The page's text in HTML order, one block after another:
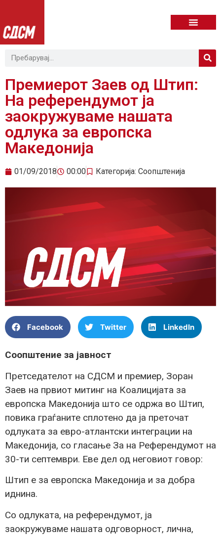
Премиерот Заев од Штип:
На референдумот ја
заокружуваме нашата
одлука за европска
Македонија
01/09/2018 00:00 Категорија: Соопштенија
Facebook Twitter LinkedIn
Соопштение за јавност
Претседателот на СДСМ и премиер, Зоран
Заев на првиот митинг на Коалицијата за
европска Македонија што се одржа во Штип,
повика граѓаните сплотено да ја преточат
одлуката за евро-атлантски интеграции на
Македонија, со гласање За на Референдумот на
30-ти септември. Еве дел од неговиот говор:
Штип е за европска Македонија и за добра
иднина.
Со одлуката, на референдумот, ја
заокружуваме нашата одговорност, лична,